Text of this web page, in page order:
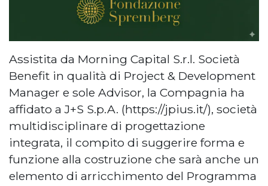
Assistita da Morning Capital S.r.l. Società
Benefit in qualità di Project & Development
Manager e sole Advisor, la Compagnia ha
affidato a J+S S.p.A. (https://jpius.it/), società
multidisciplinare di progettazione
integrata, il compito di suggerire forma e
funzione alla costruzione che sarà anche un
elemento di arricchimento del Programma